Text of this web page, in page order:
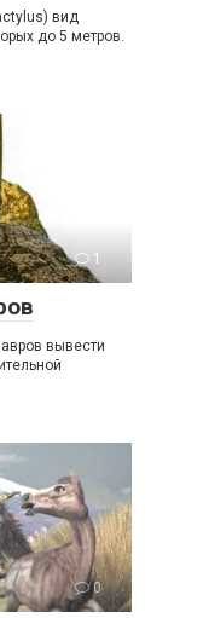
вид
до 5 метров.
1
вывести
0